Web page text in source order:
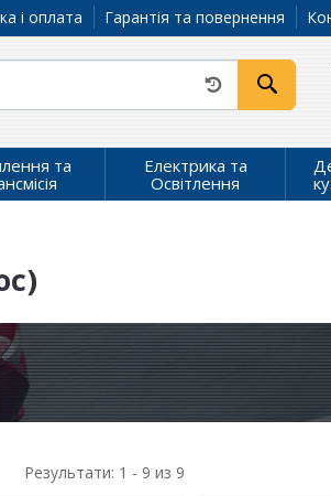
і оплата Гарантія та повернення
та
Електрика та
Освітлення
Результати: 1 - 9 из 9